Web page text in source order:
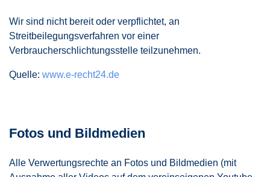
Wir sind nicht bereit oder verpflichtet, an
Streitbeilegungsverfahren vor einer
Verbraucherschlichtungsstelle teilzunehmen.
Quelle: www.e-recht24.de
Fotos und Bildmedien
Alle Verwertungsrechte an Fotos und Bildmedien (mit